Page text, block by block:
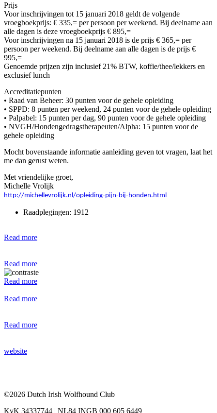
Prijs
Voor inschrijvingen tot 15 januari 2018 geldt de volgende
vroegboekprijs: € 335,= per persoon per weekend. Bij deelname aan
alle dagen is deze vroegboekprijs € 895,=
Voor inschrijvingen na 15 januari 2018 is de prijs € 365,= per
persoon per weekend. Bij deelname aan alle dagen is de prijs €
995,=
Genoemde prijzen zijn inclusief 21% BTW, koffie/thee/lekkers en
exclusief lunch
Accreditatiepunten
• Raad van Beheer: 30 punten voor de gehele opleiding
• SPPD: 8 punten per weekend, 24 punten voor de gehele opleiding
• Palpabel: 15 punten per dag, 90 punten voor de gehele opleiding
• NVGH/Hondengedragstherapeuten/Alpha: 15 punten voor de
gehele opleiding
Mocht bovenstaande informatie aanleiding geven tot vragen, laat het
me dan gerust weten.
Met vriendelijke groet,
Michelle Vrolijk
http://michellevrolijk.nl/opleiding-pijn-bij-honden.html
Raadplegingen: 1912
Read more
Read more
Read more
Read more
Read more
website
©2026 Dutch Irish Wolfhound Club
KvK 34337744 | NL84 INGB 000 605 6449